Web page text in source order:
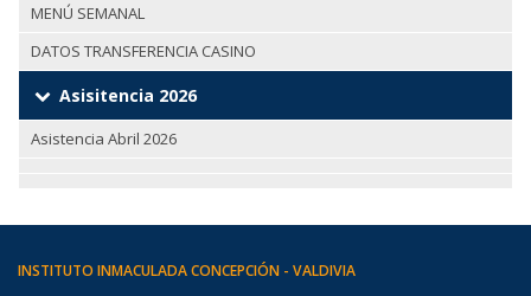
MENÚ SEMANAL
DATOS TRANSFERENCIA CASINO
Asisitencia 2026
Asistencia Abril 2026
INSTITUTO INMACULADA CONCEPCIÓN - VALDIVIA